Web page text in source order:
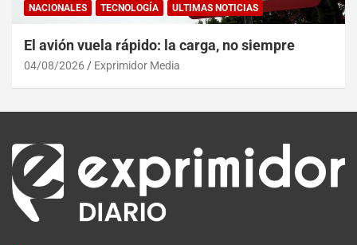
NACIONALES
TECNOLOGÍA ULTIMAS NOTICIAS
El avión vuela rápido: la carga, no siempre
04/08/2026 Exprimidor Media